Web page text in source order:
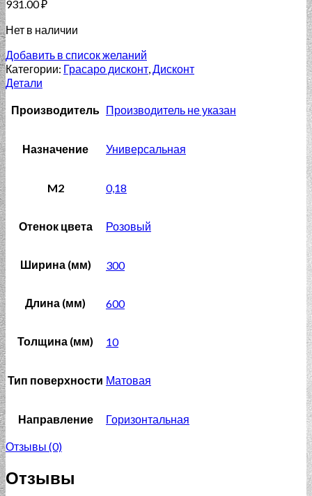
931.00₽
Нет в наличии
Добавить в список желаний
Категории: Грасаро дисконт,Дисконт
Детали
Производитель Производитель не указан
Назначение Универсальная
M2 0,18
Отенок цвета Розовый
Ширина (мм) 300
Длина (мм) 600
Толщина (мм) 10
Тип поверхности Матовая
Направление Горизонтальная
Отзывы (0)
Отзывы